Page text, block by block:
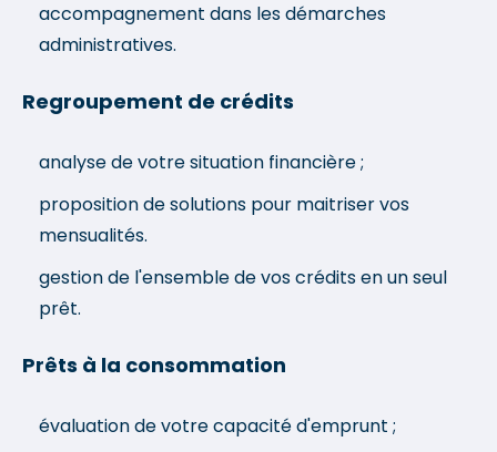
accompagnement dans les démarches
administratives.
Regroupement de crédits
analyse de votre situation financière ;
proposition de solutions pour maitriser vos
mensualités.
gestion de l'ensemble de vos crédits en un seul
prêt.
Prêts à la consommation
évaluation de votre capacité d'emprunt ;